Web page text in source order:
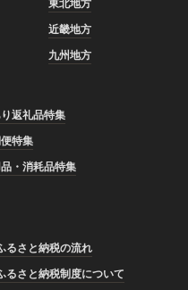
東北地方
近畿地方
九州地方
返礼品特集
特集
・消耗品特集
るさと納税の流れ
るさと納税制度について